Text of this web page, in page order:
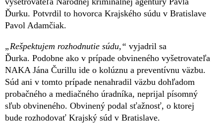
Ďurku. Potvrdil to hovorca Krajského súdu v Bratislave
Pavol Adamčiak.
„Rešpektujem rozhodnutie súdu,“ vyjadril sa
Ďurka. Podobne ako v prípade obvineného vyšetrovateľa
NAKA Jána Čurillu ide o kolúznu a preventívnu väzbu.
Súd ani v tomto prípade nenahradil väzbu dohľadom
probačného a mediačného úradníka, neprijal písomný
sľub obvineného. Obvinený podal sťažnosť, o ktorej
bude rozhodovať Krajský súd v Bratislave.